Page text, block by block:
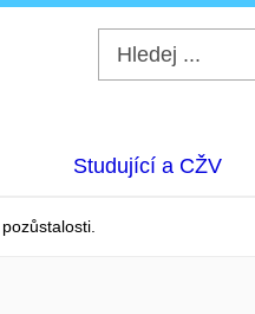
Studující a CŽV